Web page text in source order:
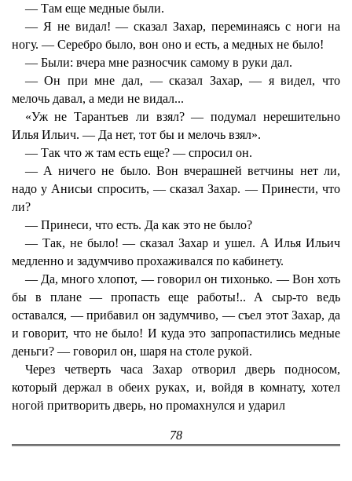
— Там еще медные были.
— Я не видал! — сказал Захар, переминаясь с ноги на
ногу. — Серебро было, вон оно и есть, а медных не было!
— Были: вчера мне разносчик самому в руки дал.
— Он при мне дал, — сказал Захар, — я видел, что
мелочь давал, а меди не видал...
«Уж не Тарантьев ли взял? — подумал нерешительно
Илья Ильич. — Да нет, тот бы и мелочь взял».
— Так что ж там есть еще? — спросил он.
— А ничего не было. Вон вчерашней ветчины нет ли,
надо у Анисьи спросить, — сказал Захар. — Принести, что
ли?
— Принеси, что есть. Да как это не было?
— Так, не было! — сказал Захар и ушел. А Илья Ильич
медленно и задумчиво прохаживался по кабинету.
— Да, много хлопот, — говорил он тихонько. — Вон хоть
бы в плане — пропасть еще работы!.. А сыр-то ведь
оставался, — прибавил он задумчиво, — съел этот Захар, да
и говорит, что не было! И куда это запропастились медные
деньги? — говорил он, шаря на столе рукой.
Через четверть часа Захар отворил дверь подносом,
который держал в обеих руках, и, войдя в комнату, хотел
ногой притворить дверь, но промахнулся и ударил
78